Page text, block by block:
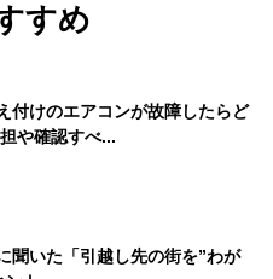
すめ
付けのエアコンが故障したらど
や確認すべ...
聞いた「引越し先の街を”わが